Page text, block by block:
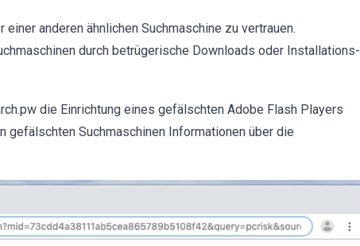
anderen ähnlichen Suchmaschine zu vertrauen.
durch betrügerische Downloads oder Installations-
die Einrichtung eines gefälschten Adobe Flash Players
gefälschten Suchmaschinen Informationen über die